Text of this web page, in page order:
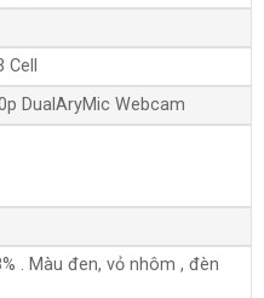
DualAryMic Webcam
. Màu đen, vỏ nhôm , đèn